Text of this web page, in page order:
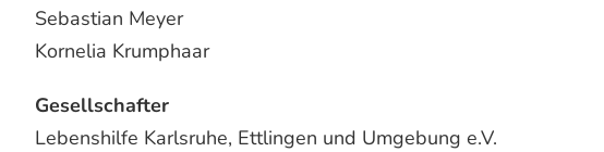
Sebastian Meyer
Kornelia Krumphaar
Gesellschafter
Lebenshilfe Karlsruhe, Ettlingen und Umgebung e.V.